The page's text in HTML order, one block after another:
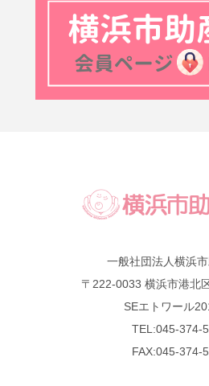
一般社団法人横浜
〒222-0033 横浜市港北
SEエトワール
TEL:045-374-
FAX:045-374-